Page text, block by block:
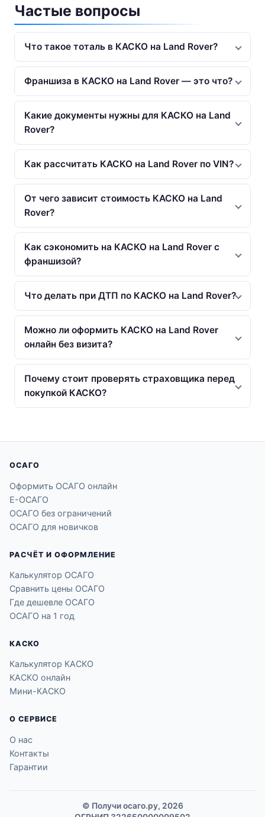
Частые вопросы
Что такое тоталь в КАСКО на Land Rover?
Франшиза в КАСКО на Land Rover — это что?
Какие документы нужны для КАСКО на Land
Rover?
Как рассчитать КАСКО на Land Rover по VIN?
От чего зависит стоимость КАСКО на Land
Rover?
Как сэкономить на КАСКО на Land Rover с
франшизой?
Что делать при ДТП по КАСКО на Land Rover?
Можно ли оформить КАСКО на Land Rover
онлайн без визита?
Почему стоит проверять страховщика перед
покупкой КАСКО?
ОСАГО
Оформить ОСАГО онлайн
Е-ОСАГО
ОСАГО без ограничений
ОСАГО для новичков
РАСЧЁТ И ОФОРМЛЕНИЕ
Калькулятор ОСАГО
Сравнить цены ОСАГО
Где дешевле ОСАГО
ОСАГО на 1 год
КАСКО
Калькулятор КАСКО
КАСКО онлайн
Мини-КАСКО
О СЕРВИСЕ
О нас
Контакты
Гарантии
© Получи осаго.ру, 2026